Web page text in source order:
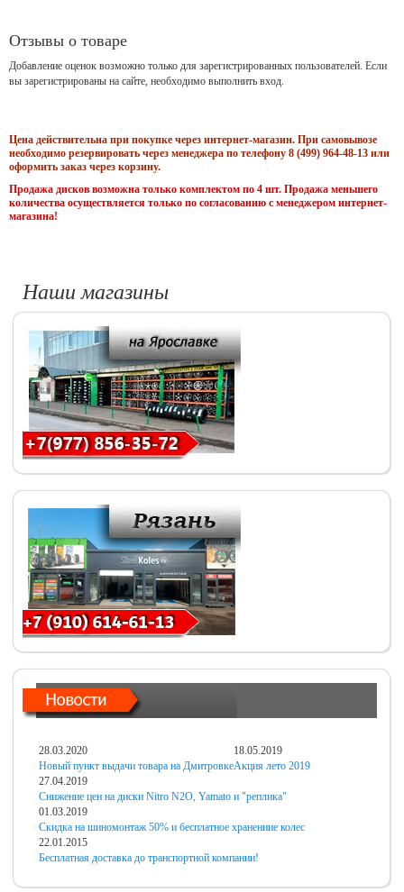
Отзывы о товаре
Добавление оценок возможно только для зарегистрированных пользователей. Если
вы зарегистрированы на сайте, необходимо выполнить вход.
Цена действительна при покупке через интернет-магазин. При самовывозе
необходимо резервировать через менеджера по телефону 8 (499) 964-48-13 или
оформить заказ через корзину.
Продажа дисков возможна только комплектом по 4 шт. Продажа меньшего
количества осуществляется только по согласованию с менеджером интернет-
магазина!
Наши магазины
28.03.2020
Новый пункт выдачи товара на Дмитровке
18.05.2019
Акция лето 2019
27.04.2019
Снижение цен на диски Nitro N2O, Yamato и "реплика"
01.03.2019
Скидка на шиномонтаж 50% и бесплатное хранениие колес
22.01.2015
Бесплатная доставка до транспортной компании!